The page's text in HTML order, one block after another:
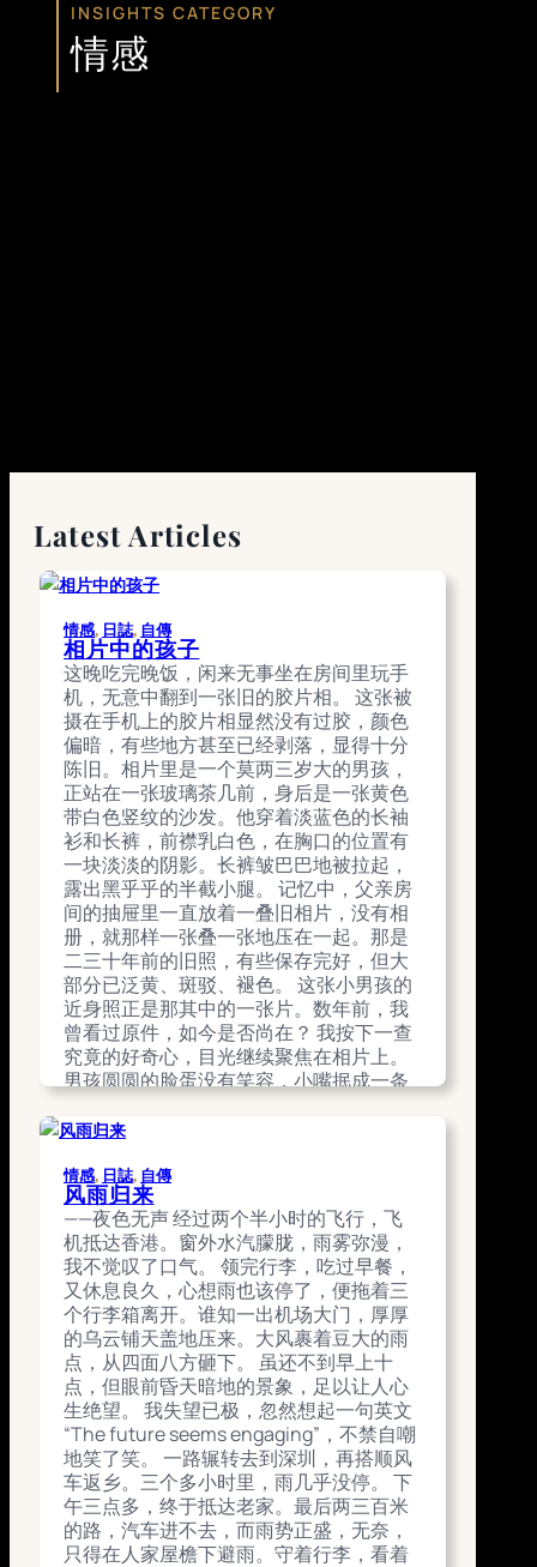
INSIGHTS CATEGORY
情感
Latest Articles
情感, 日誌, 自傳
相片中的孩子
这晚吃完晚饭，闲来无事坐在房间里玩手
机，无意中翻到一张旧的胶片相。 这张被
摄在手机上的胶片相显然没有过胶，颜色
偏暗，有些地方甚至已经剥落，显得十分
陈旧。相片里是一个莫两三岁大的男孩，
正站在一张玻璃茶几前，身后是一张黄色
带白色竖纹的沙发。他穿着淡蓝色的长袖
衫和长裤，前襟乳白色，在胸口的位置有
一块淡淡的阴影。长裤皱巴巴地被拉起，
露出黑乎乎的半截小腿。 记忆中，父亲房
间的抽屉里一直放着一叠旧相片，没有相
册，就那样一张叠一张地压在一起。那是
二三十年前的旧照，有些保存完好，但大
部分已泛黄、斑驳、褪色。 这张小男孩的
近身照正是那其中的一张片。数年前，我
曾看过原件，如今是否尚在？ 我按下一查
究竟的好奇心，目光继续聚焦在相片上。
男孩圆圆的脸蛋没有笑容，小嘴抿成一条
睛透着好奇与疑惑，正盯着相机的镜头。
捏着一个打火机，搁在桌上的香烟上。 他
当时在想什么？日子过得快活吗？ 据说，
相片里的孩子就是我，也是我童年为数不
多的照片之一。但我对相中的小孩毫无印
象，既想不起那是什么地方，也记不得和
谁在一起，甚至怀疑那真的是我。 无论多
少次，每当再次看到这照片，我总会升起
一种异样的陌生感，仿佛一种本能的排
斥。 童年时，我曾得过一场大病，几乎丧
命，回忆仿佛也因此成了禁忌。 那时我未
上学，年幼兼之抱病，对这段过去的记忆
十分零碎，彷佛摔破的玻璃，只留下一个
个静止的画面：庙里的祈福、沙尘滚滚的
路面、长长的寄生虫、粗大的针筒、黎明
的粥摊、病榻上的纸鹤…… 起初在本地求
医，但病情每况愈下。眼见我日渐衰弱，
命悬一线，父母决定带我到省城碰碰运
情感, 日誌, 自傳
风雨归来
——夜色无声 经过两个半小时的飞行，飞
机抵达香港。窗外水汽朦胧，雨雾弥漫，
我不觉叹了口气。 领完行李，吃过早餐，
又休息良久，心想雨也该停了，便拖着三
个行李箱离开。谁知一出机场大门，厚厚
的乌云铺天盖地压来。大风裹着豆大的雨
点，从四面八方砸下。 虽还不到早上十
点，但眼前昏天暗地的景象，足以让人心
生绝望。 我失望已极，忽然想起一句英文
“The future seems engaging”，不禁自嘲
地笑了笑。 一路辗转去到深圳，再搭顺风
车返乡。三个多小时里，雨几乎没停。 下
午三点多，终于抵达老家。最后两三百米
的路，汽车进不去，而雨势正盛，无奈，
只得在人家屋檐下避雨。守着行李，看着